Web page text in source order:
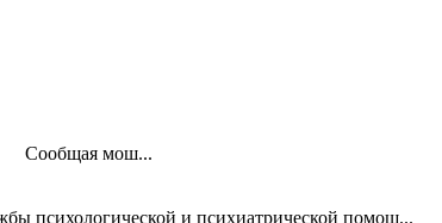
Сообщая мош...
психологической и психиатрической помощ...